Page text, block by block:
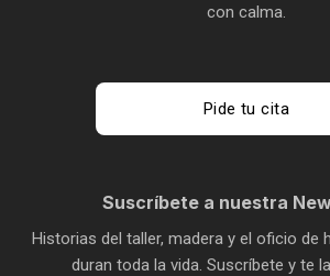
con calma.
Pide tu cita
Suscríbete a nuestra
Historias del taller, madera y el oficio de
duran toda la vida. Suscríbete y te